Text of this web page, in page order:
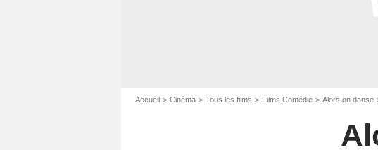
Accueil Cinéma Tous les films Films Comédie Alors on danse